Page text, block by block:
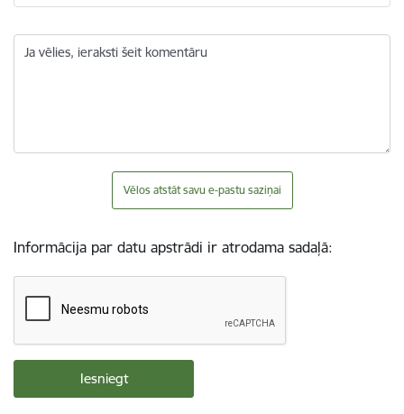
Ja vēlies, ieraksti šeit komentāru
Vēlos atstāt savu e-pastu saziņai
Informācija par datu apstrādi ir atrodama sadaļā: